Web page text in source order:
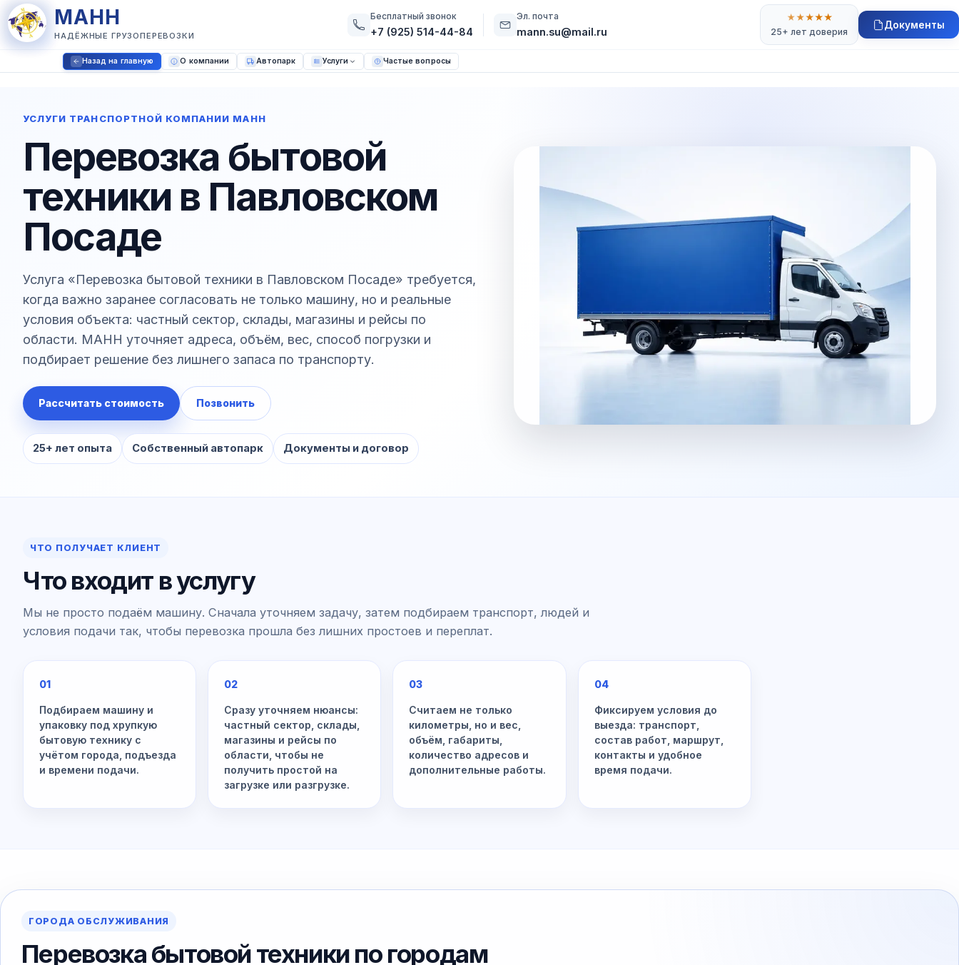
МАНН
НАДЁЖНЫЕ ГРУЗОПЕРЕВОЗКИ
Бесплатный звонок
+7 (925) 514-44-84
Эл. почта
mann.su@mail.ru
★★★★★
25+ лет доверия
Документы
Назад на главную О компании Автопарк Услуги Частые вопросы
УСЛУГИ ТРАНСПОРТНОЙ КОМПАНИИ МАНН
Перевозка бытовой
техники в Павловском
Посаде
Услуга «Перевозка бытовой техники в Павловском Посаде» требуется,
когда важно заранее согласовать не только машину, но и реальные
условия объекта: частный сектор, склады, магазины и рейсы по
области. МАНН уточняет адреса, объём, вес, способ погрузки и
подбирает решение без лишнего запаса по транспорту.
Рассчитать стоимость Позвонить
25+ лет опыта Собственный автопарк Документы и договор
ЧТО ПОЛУЧАЕТ КЛИЕНТ
Что входит в услугу
Мы не просто подаём машину. Сначала уточняем задачу, затем подбираем транспорт, людей и
условия подачи так, чтобы перевозка прошла без лишних простоев и переплат.
01
Подбираем машину и
упаковку под хрупкую
бытовую технику с
учётом города, подъезда
и времени подачи.
02
Сразу уточняем нюансы:
частный сектор, склады,
магазины и рейсы по
области, чтобы не
получить простой на
загрузке или разгрузке.
03
Считаем не только
километры, но и вес,
объём, габариты,
количество адресов и
дополнительные работы.
04
Фиксируем условия до
выезда: транспорт,
состав работ, маршрут,
контакты и удобное
время подачи.
ГОРОДА ОБСЛУЖИВАНИЯ
Перевозка бытовой техники по городам